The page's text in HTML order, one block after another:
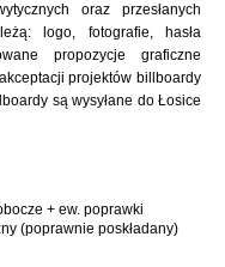
oraz przesłanych
logo, fotografie, hasła
propozycje graficzne
projektów billboardy
są wysyłane do Łosice
+ ew. poprawki
(poprawnie poskładany)